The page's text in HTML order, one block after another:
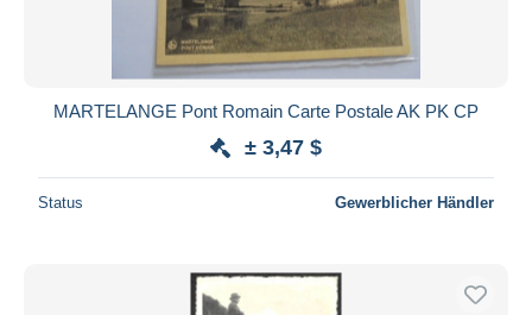
MARTELANGE Pont Romain Carte Postale AK PK CP
± 3,47 $
Status Gewerblicher Händler